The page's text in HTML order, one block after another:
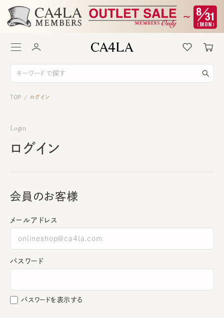
TOP / ログイン
Login
ログイン
会員のお客様
メールアドレス
パスワード
パスワードを表示する